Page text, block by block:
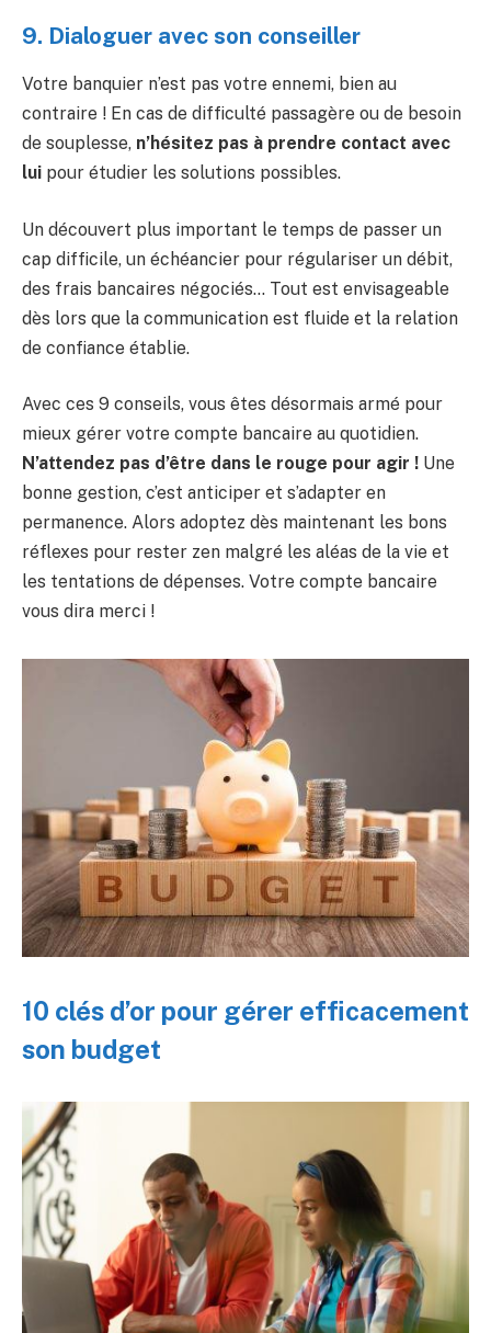
9. Dialoguer avec son conseiller ️
Votre banquier n’est pas votre ennemi, bien au
contraire ! En cas de difficulté passagère ou de besoin
de souplesse, n’hésitez pas à prendre contact avec
lui pour étudier les solutions possibles.
Un découvert plus important le temps de passer un
cap difficile, un échéancier pour régulariser un débit,
des frais bancaires négociés… Tout est envisageable
dès lors que la communication est fluide et la relation
de confiance établie.
Avec ces 9 conseils, vous êtes désormais armé pour
mieux gérer votre compte bancaire au quotidien.
N’attendez pas d’être dans le rouge pour agir ! Une
bonne gestion, c’est anticiper et s’adapter en
permanence. Alors adoptez dès maintenant les bons
réflexes pour rester zen malgré les aléas de la vie et
les tentations de dépenses. Votre compte bancaire
vous dira merci !
10 clés d’or pour gérer efficacement
son budget ️